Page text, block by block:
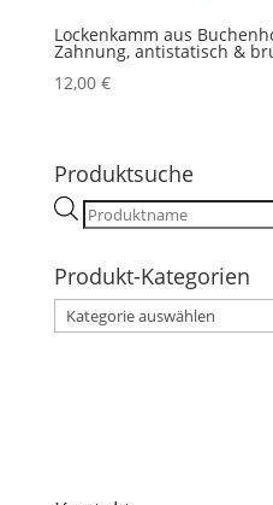
Lockenkamm aus
Zahnung, antistatisch &
12,00 €
Produktsuche
Products
Produkt-Kategorien